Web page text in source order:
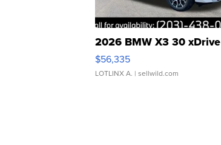
2026 BMW X3 30 xDrive
$56,335
LOTLINX A. | sellwild.com